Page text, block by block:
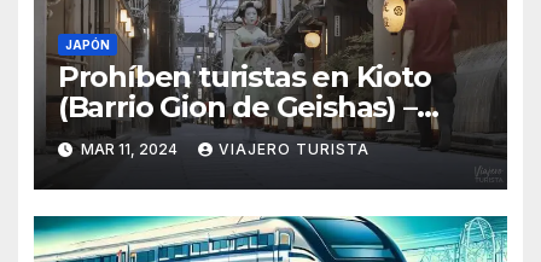
JAPÓN
Prohíben turistas en Kioto
(Barrio Gion de Geishas) –
Marzo 2024
MAR 11, 2024 VIAJERO TURISTA